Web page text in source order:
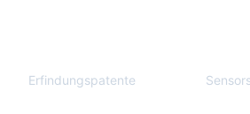
Erfindungspatente